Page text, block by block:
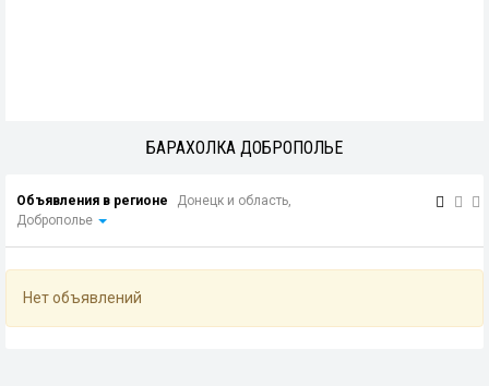
БАРАХОЛКА ДОБРОПОЛЬЕ
Объявления в регионе
Донецк и область,
Доброполье
Нет объявлений